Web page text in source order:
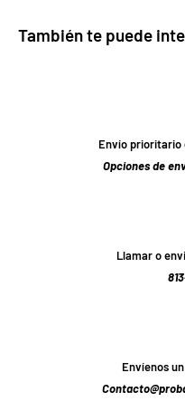
También te puede
Envío prioritario
Opciones de
Llamar o
Envíenos